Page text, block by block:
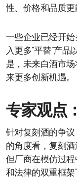
性、价格和品质更
一些企业已经开始
入更多“平替”产
是，未来白酒市
来更多创新机遇。
专家观点
针对复刻酒的争
的角度看，复刻
但厂商在模仿过
和法律的双重框